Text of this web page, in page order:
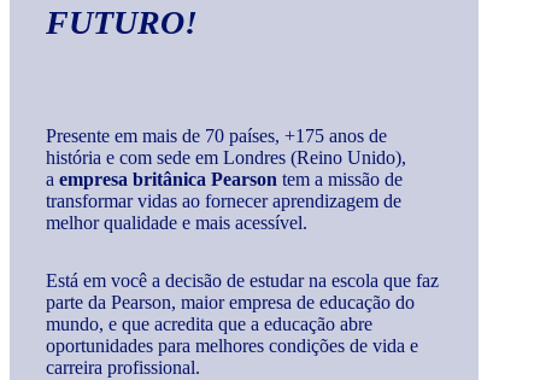
FUTURO!
Presente em mais de 70 países, +175 anos de
história e com sede em Londres (Reino Unido),
a empresa britânica Pearson tem a missão de
transformar vidas ao fornecer aprendizagem de
melhor qualidade e mais acessível.
Está em você a decisão de estudar na escola que faz
parte da Pearson, maior empresa de educação do
mundo, e que acredita que a educação abre
oportunidades para melhores condições de vida e
carreira profissional.